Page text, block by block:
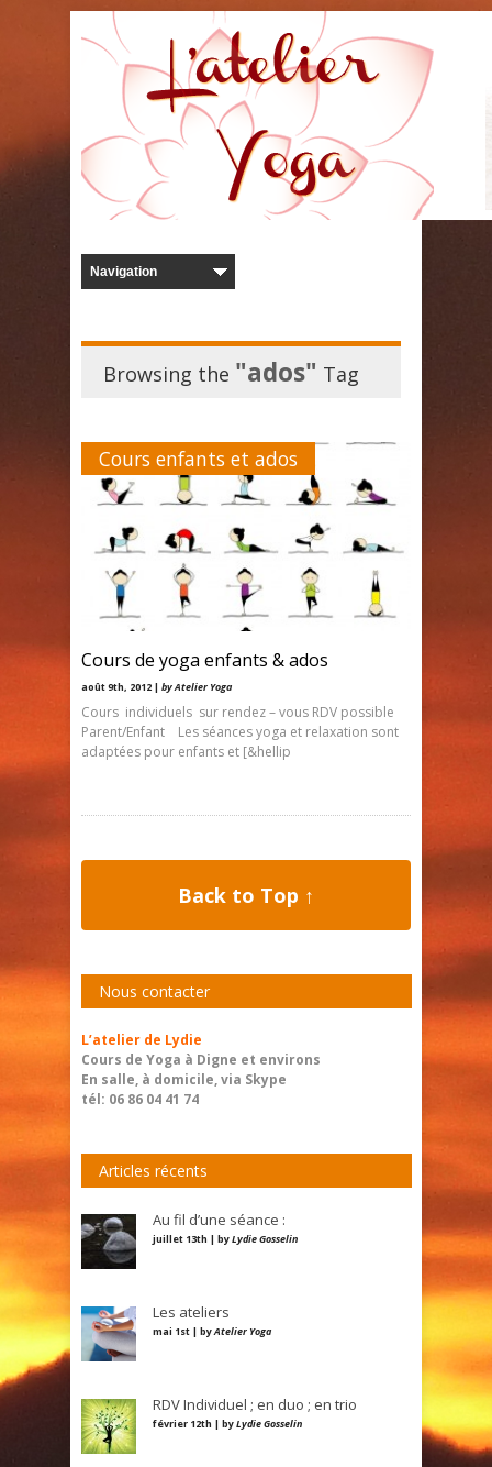
Browsing the "ados" Tag
Cours enfants et ados
Cours de yoga enfants & ados
août 9th, 2012 | by Atelier Yoga
Cours individuels sur rendez – vous RDV possible
Parent/Enfant Les séances yoga et relaxation sont
adaptées pour enfants et [&hellip
Back to Top ↑
Nous contacter
L’atelier de Lydie
Cours de Yoga à Digne et environs
En salle, à domicile, via Skype
tél: 06 86 04 41 74
Articles récents
Au fil d’une séance :
juillet 13th | byLydie Gosselin
Les ateliers
mai 1st | byAtelier Yoga
RDV Individuel ; en duo ; en trio
février 12th | byLydie Gosselin